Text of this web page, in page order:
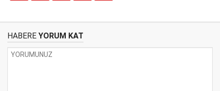
HABERE YORUM KAT